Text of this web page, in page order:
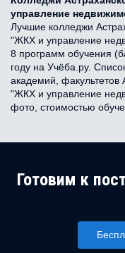
управление
Лучшие колледжи
"ЖКХ и управление
8 программ обучения
году на Учёба.ру.
академий, факультетов
"ЖКХ и управление
фото, стоимостью
Готовим к